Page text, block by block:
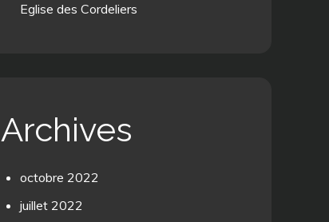
Eglise des Cordeliers
Archives
octobre 2022
juillet 2022